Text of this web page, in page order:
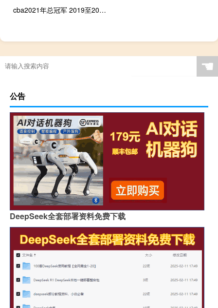
cba2021年总冠军 2019至2020赛季cba总冠军
☚
公告
DeepSeek全套部署资料免费下载